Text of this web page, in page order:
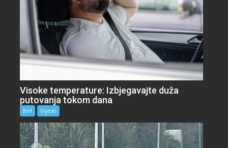
Visoke temperature: Izbjegavajte duža
putovanja tokom dana
BiH Vijesti